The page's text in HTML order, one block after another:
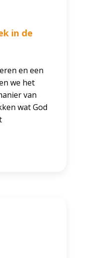
in de
en een
we het
van
wat God